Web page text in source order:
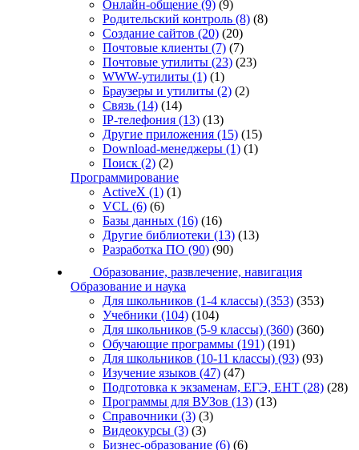
Онлайн-общение (9) (9)
Родительский контроль (8) (8)
Создание сайтов (20) (20)
Почтовые клиенты (7) (7)
Почтовые утилиты (23) (23)
WWW-утилиты (1) (1)
Браузеры и утилиты (2) (2)
Связь (14) (14)
IP-телефония (13) (13)
Другие приложения (15) (15)
Download-менеджеры (1) (1)
Поиск (2) (2)
Программирование
ActiveX (1) (1)
VCL (6) (6)
Базы данных (16) (16)
Другие библиотеки (13) (13)
Разработка ПО (90) (90)
Образование, развлечение, навигация
Образование и наука
Для школьников (1-4 классы) (353) (353)
Учебники (104) (104)
Для школьников (5-9 классы) (360) (360)
Обучающие программы (191) (191)
Для школьников (10-11 классы) (93) (93)
Изучение языков (47) (47)
Подготовка к экзаменам, ЕГЭ, ЕНТ (28) (28)
Программы для ВУЗов (13) (13)
Справочники (3) (3)
Видеокурсы (3) (3)
Бизнес-образование (6) (6)